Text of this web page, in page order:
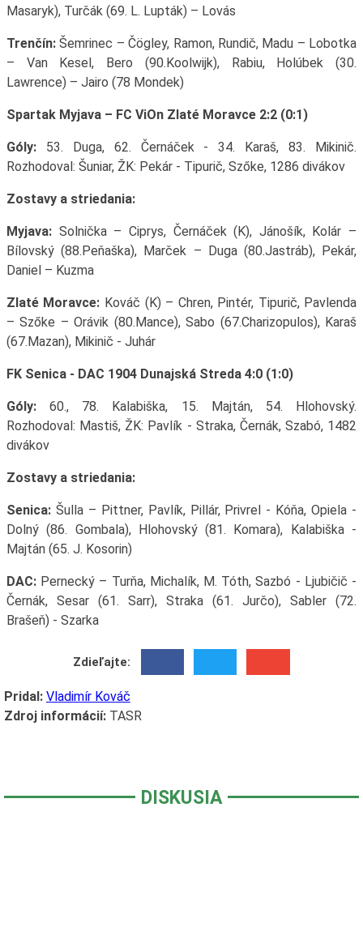
Masaryk), Turčák (69. L. Lupták) – Lovás
Trenčín:Šemrinec – Čögley, Ramon, Rundič, Madu – Lobotka
– Van Kesel, Bero (90.Koolwijk), Rabiu, Holúbek (30.
Lawrence) – Jairo (78 Mondek)
Spartak Myjava – FC ViOn Zlaté Moravce 2:2 (0:1)
Góly:53. Duga, 62. Černáček - 34. Karaš, 83. Mikinič.
Rozhodoval: Šuniar, ŽK: Pekár - Tipurič, Szőke, 1286 divákov
Zostavy a striedania:
Myjava:Solnička – Ciprys, Černáček (K), Jánošík, Kolár –
Bílovský (88.Peňaška), Marček – Duga (80.Jastráb), Pekár,
Daniel – Kuzma
Zlaté Moravce: Kováč (K) – Chren, Pintér, Tipurič, Pavlenda
– Szőke – Orávik (80.Mance), Sabo (67.Charizopulos), Karaš
(67.Mazan), Mikinič - Juhár
FK Senica - DAC 1904 Dunajská Streda 4:0 (1:0)
Góly:60., 78. Kalabiška, 15. Majtán, 54. Hlohovský.
Rozhodoval: Mastiš, ŽK: Pavlík - Straka, Černák, Szabó, 1482
divákov
Zostavy a striedania:
Senica:Šulla – Pittner, Pavlík, Pillár, Privrel - Kóňa, Opiela -
Dolný (86. Gombala), Hlohovský (81. Komara), Kalabiška -
Majtán (65. J. Kosorin)
DAC:Pernecký – Turňa, Michalík, M. Tóth, Sazbó - Ljubičič -
Černák, Sesar (61. Sarr), Straka (61. Jurčo), Sabler (72.
Brašeň) - Szarka
Zdieľajte:
Pridal: Vladimír Kováč
Zdroj informácií:TASR
DISKUSIA